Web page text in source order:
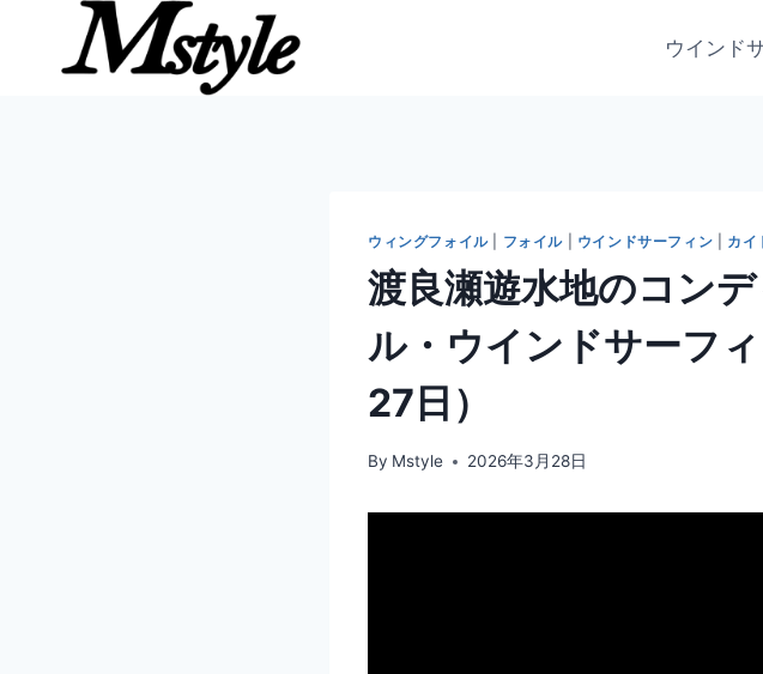
ウインド
ウィングフォイル| フォイル| ウインドサーフィン カイ
渡良瀬遊水地のコン
ル・ウインドサーフ
27日）
By Mstyle 2026年3月28日